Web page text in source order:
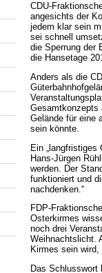
CDU-
angesichts der
jedem klar sein
sei schnell
die Sperrung der
die Hansetage
Anders als die
Gesamtkonzepts
Gelände für eine
sein könnte.
Ein „langfristiges
Hans-Jürgen
werden. Der
funktioniert und
nachdenken.“
FDP-
Osterkirmes
noch drei
Weihnachtslicht.
Kirmes sein
Das Schlusswort